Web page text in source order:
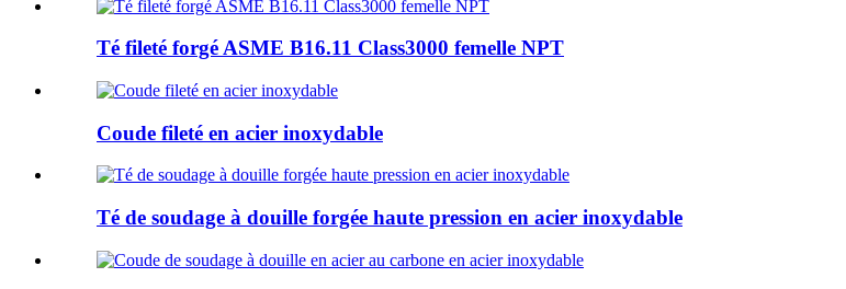
Té fileté forgé ASME B16.11 Class3000 femelle NPT
Coude fileté en acier inoxydable
Té de soudage à douille forgée haute pression en acier inoxydable